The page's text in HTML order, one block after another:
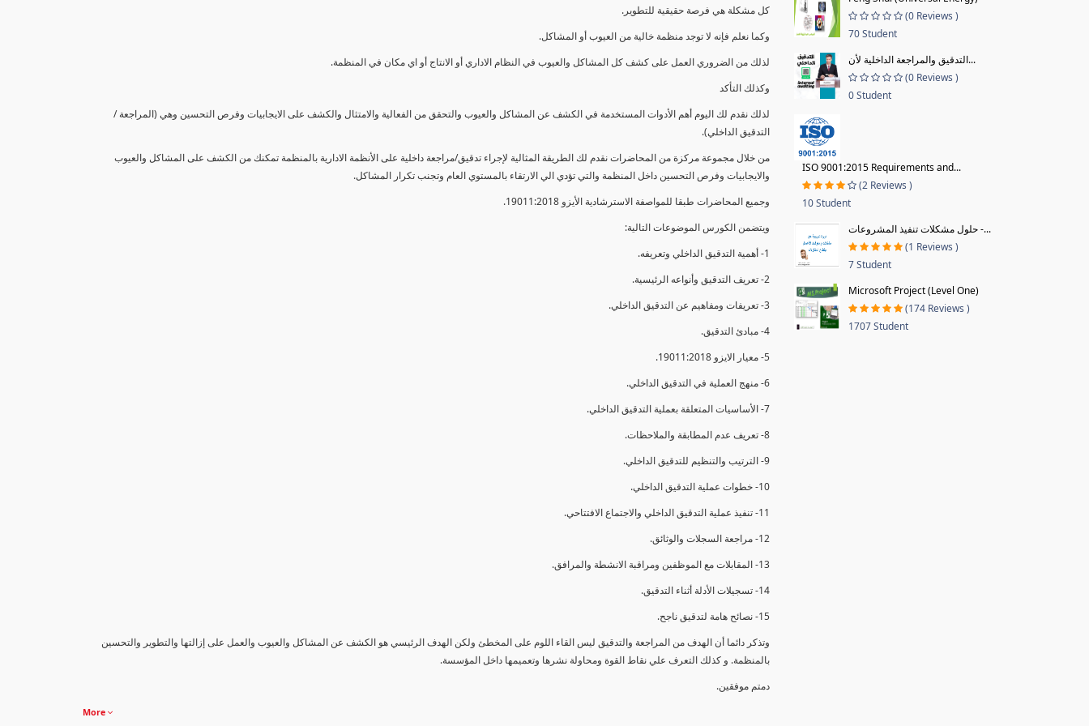
كل مشكلة هي فرصة حقيقية للتطوير.
وكما نعلم فإنه لا توجد منظمة خالية من العيوب أو المشاكل.
لذلك من الضروري العمل على كشف كل المشاكل والعيوب في النظام الاداري أو الانتاج أو اي مكان في المنظمة.
وكذلك التأكد
لذلك نقدم لك اليوم أهم الأدوات المستخدمة في الكشف عن المشاكل والعيوب والتحقق من الفعالية والامتثال والكشف على الايجابيات وفرص التحسين وهي (المراجعة /
التدقيق الداخلي).
من خلال مجموعة مركزة من المحاضرات نقدم لك الطريقة المثالية لإجراء تدقيق/مراجعة داخلية على الأنظمة الادارية بالمنظمة تمكنك من الكشف على المشاكل والعيوب
والايجابيات وفرص التحسين داخل المنظمة والتي تؤدي الي الارتقاء بالمستوي العام وتجنب تكرار المشاكل.
وجميع المحاضرات طبقا للمواصفة الاسترشادية الأيزو 19011:2018.
ويتضمن الكورس الموضوعات التالية:
1- أهمية التدقيق الداخلي وتعريفه.
2- تعريف التدقيق وأنواعه الرئيسية.
3- تعريفات ومفاهيم عن التدقيق الداخلي.
4- مبادئ التدقيق.
5- معيار الايزو 19011:2018.
6- منهج العملية في التدقيق الداخلي.
7- الأساسيات المتعلقة بعملية التدقيق الداخلي.
8- تعريف عدم المطابقة والملاحظات.
9- الترتيب والتنظيم للتدقيق الداخلي.
10- خطوات عملية التدقيق الداخلي.
11- تنفيذ عملية التدقيق الداخلي والاجتماع الافتتاحي.
12- مراجعة السجلات والوثائق.
13- المقابلات مع الموظفين ومراقبة الانشطة والمرافق.
14- تسجيلات الأدلة أثناء التدقيق.
15- نصائح هامة لتدقيق ناجح.
وتذكر دائما أن الهدف من المراجعة والتدقيق ليس القاء اللوم على المخطئ ولكن الهدف الرئيسي هو الكشف عن المشاكل والعيوب والعمل على إزالتها والتطوير والتحسين
بالمنظمة. و كذلك التعرف علي نقاط القوة ومحاولة نشرها وتعميمها داخل المؤسسة.
دمتم موفقين.
More
(0 Reviews )
70 Student
التدقيق والمراجعة الداخلية لأن...
(0 Reviews )
0 Student
ISO 9001:2015 Requirements and...
(2 Reviews )
10 Student
حلول مشكلات تنفيذ المشروعات -...
(1 Reviews )
7 Student
Microsoft Project (Level One)
(174 Reviews )
1707 Student